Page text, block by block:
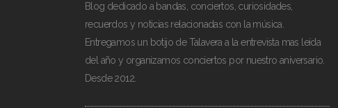
Blog dedicado a bandas, conciertos, curiosidades,
recuerdos y noticias relacionadas con la música.
Entregamos un botijo de Talavera a la entrevista mas leída
del año y organizamos conciertos por nuestro aniversario.
Desde 2012.